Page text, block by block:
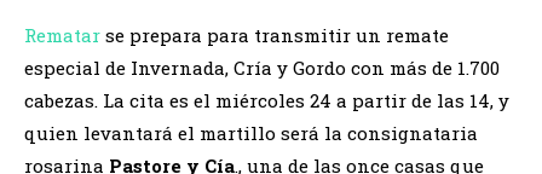
Rematar se prepara para transmitir un remate
especial de Invernada, Cría y Gordo con más de 1.700
cabezas. La cita es el miércoles 24 a partir de las 14, y
quien levantará el martillo será la consignataria
rosarina Pastore y Cía., una de las once casas que